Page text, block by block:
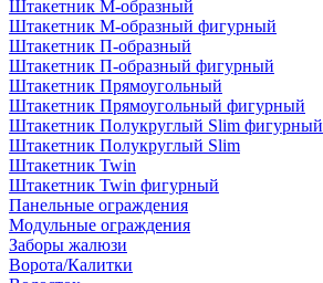
Штакетник М-образный
Штакетник М-образный фигурный
Штакетник П-образный
Штакетник П-образный фигурный
Штакетник Прямоугольный
Штакетник Прямоугольный фигурный
Штакетник Полукруглый Slim фигурный
Штакетник Полукруглый Slim
Штакетник Twin
Штакетник Twin фигурный
Панельные ограждения
Модульные ограждения
Заборы жалюзи
Ворота/Калитки